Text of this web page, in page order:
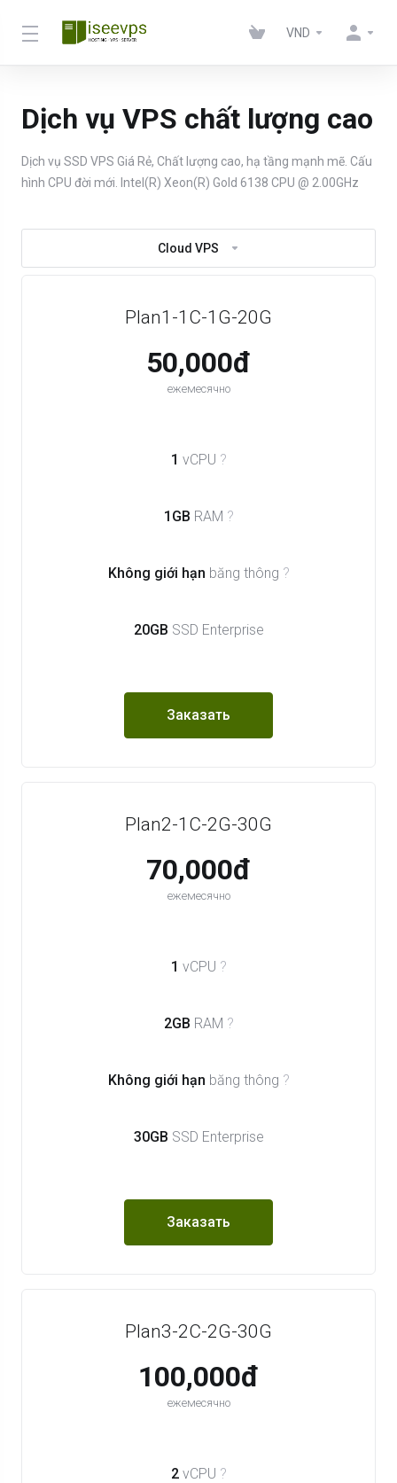
VND
Dịch vụ VPS chất lượng cao
Dịch vụ SSD VPS Giá Rẻ, Chất lượng cao, hạ tầng mạnh mẽ. Cấu
hình CPU đời mới. Intel(R) Xeon(R) Gold 6138 CPU @ 2.00GHz
Cloud VPS
Plan1-1C-1G-20G
50,000đ
ежемесячно
1 vCPU ?
1GB RAM ?
Không giới hạn băng thông ?
20GB SSD Enterprise
Заказать
Plan2-1C-2G-30G
70,000đ
ежемесячно
1 vCPU ?
2GB RAM ?
Không giới hạn băng thông ?
30GB SSD Enterprise
Заказать
Plan3-2C-2G-30G
100,000đ
ежемесячно
2vCPU ?